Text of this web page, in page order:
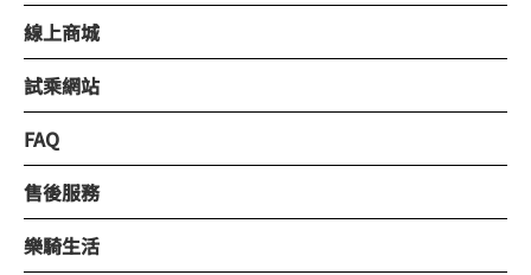
線上商城
試乘網站
FAQ
售後服務
樂騎生活